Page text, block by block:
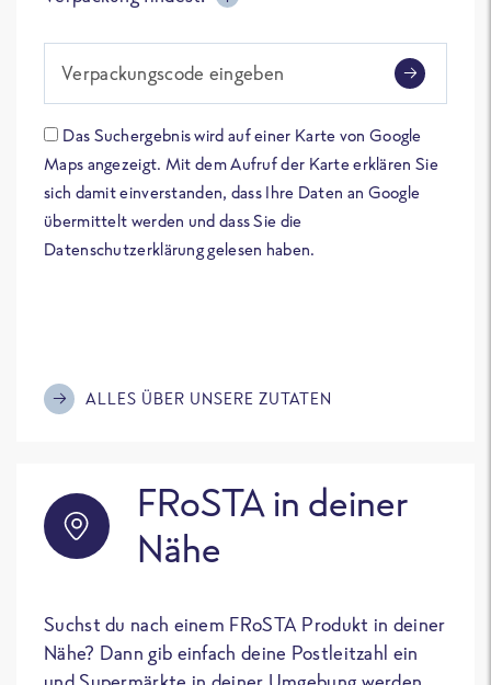
Verpackungscode eingeben
Das Suchergebnis wird auf einer Karte von Google
Maps angezeigt. Mit dem Aufruf der Karte erklären Sie
sich damit einverstanden, dass Ihre Daten an Google
übermittelt werden und dass Sie die
Datenschutzerklärung gelesen haben.
ALLES ÜBER UNSERE ZUTATEN
FRoSTA in deiner
Nähe
Suchst du nach einem FRoSTA Produkt in deiner
Nähe? Dann gib einfach deine Postleitzahl ein